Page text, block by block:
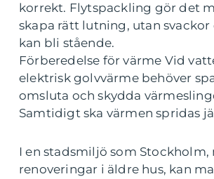
korrekt. Flytspackling gör det
skapa rätt lutning, utan svackor
kan bli stående.
Förberedelse för värme Vid
elektrisk golvvärme behöver
omsluta och skydda
Samtidigt ska värmen spridas
I en stadsmiljö som Stockholm,
renoveringar i äldre hus, kan